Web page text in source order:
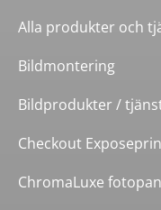
Alla produkter och
Bildmontering
Bildprodukter /
Checkout
ChromaLuxe